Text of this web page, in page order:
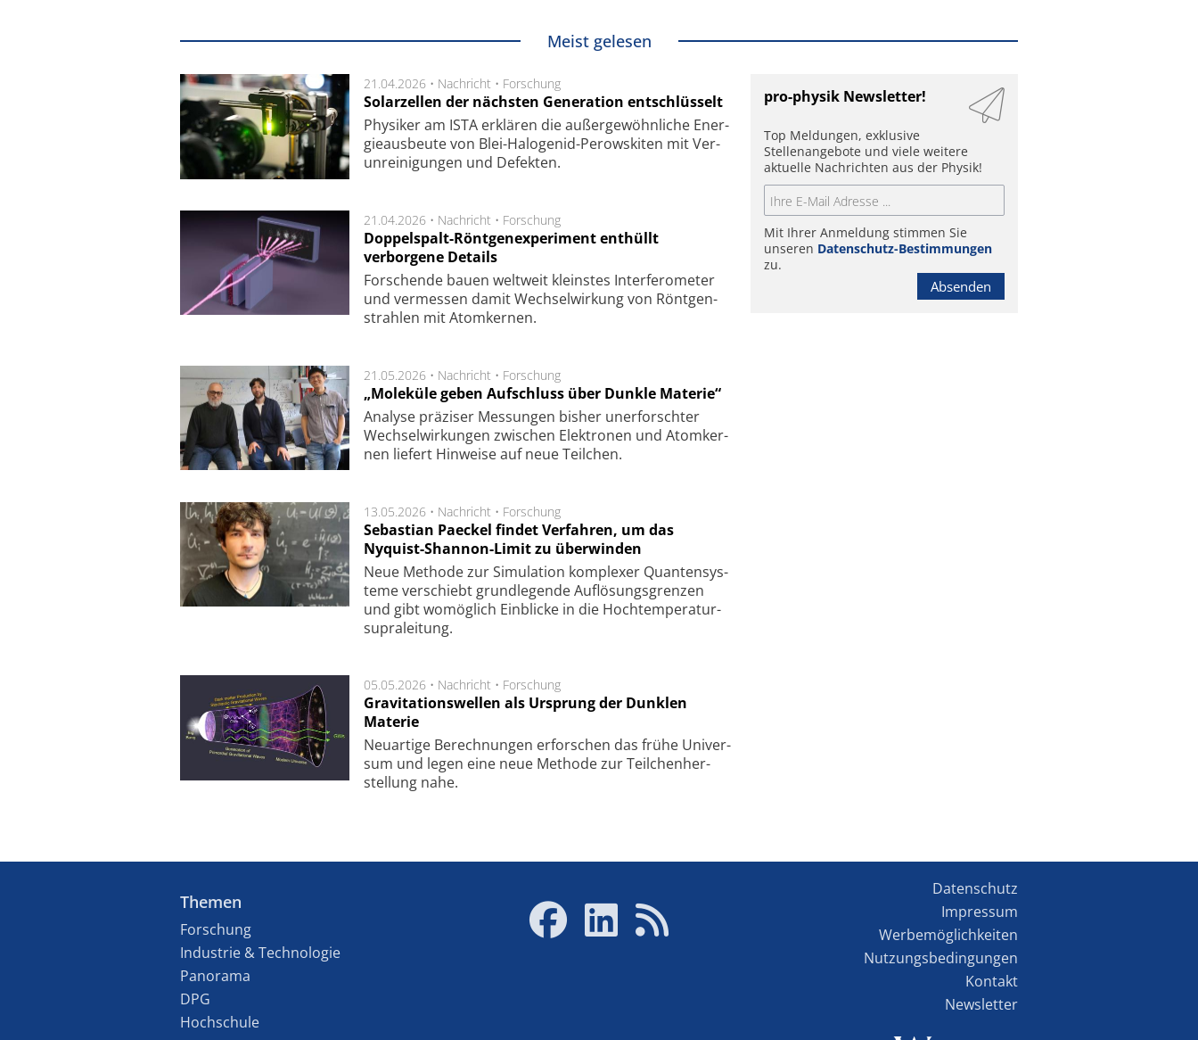
Meist gelesen
21.04.2026 • Nachricht • Forschung
Solarzellen der nächsten Generation entschlüsselt
Physiker am ISTA er­klä­ren die außer­ge­wöhn­li­che Ener­
gie­aus­beu­te von Blei-Halo­ge­nid-Perows­ki­ten mit Ver­
unrei­ni­gung­en und De­fek­ten.
21.04.2026 • Nachricht • Forschung
Doppelspalt-Röntgenexperiment enthüllt
verborgene Details
For­schen­de bau­en welt­weit kleins­tes In­ter­fe­ro­me­ter
und ver­mes­sen da­mit Wech­sel­wir­kung von Rönt­gen­
strah­len mit Atom­ker­nen.
21.05.2026 • Nachricht • Forschung
„Moleküle geben Aufschluss über Dunkle Materie“
Analyse prä­zi­ser Mes­sung­en bis­her un­er­for­schter
Wech­sel­wir­kung­en zwi­schen Elek­tro­nen und Atom­ker­
nen lie­fert Hin­wei­se auf neue Teil­chen.
13.05.2026 • Nachricht • Forschung
Sebastian Paeckel findet Verfahren, um das
Nyquist-Shannon-Limit zu überwinden
Neue Methode zur Simu­la­tion kom­ple­xer Quan­ten­sys­
te­me ver­schiebt grund­le­gen­de Auf­lösungs­gren­zen
und gibt wo­mög­lich Ein­blicke in die Hoch­tempe­ra­tur­
supra­lei­tung.
05.05.2026 • Nachricht • Forschung
Gravitationswellen als Ursprung der Dunklen
Materie
Neu­artige Be­rech­nung­en er­for­schen das frü­he Uni­ver­
sum und legen eine neue Me­tho­de zur Teil­chen­her­
stel­lung nahe.
pro-physik Newsletter!
Top Meldungen, exklusive
Stellenangebote und viele weitere
aktuelle Nachrichten aus der Physik!
Mit Ihrer Anmeldung stimmen Sie
unseren Datenschutz-Bestimmungen
zu.
Absenden
Themen
Forschung
Industrie & Technologie
Panorama
DPG
Hochschule
Datenschutz
Impressum
Werbemöglichkeiten
Nutzungsbedingungen
Kontakt
Newsletter